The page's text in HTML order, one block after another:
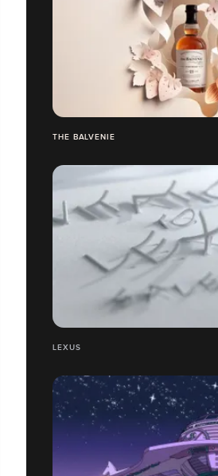
THE BALVENIE
LEXUS